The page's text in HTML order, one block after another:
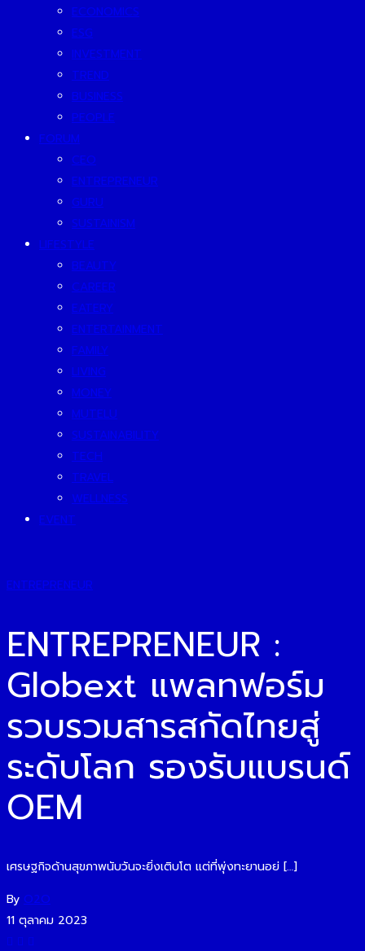
ECONOMICS
ESG
INVESTMENT
TREND
BUSINESS
PEOPLE
FORUM
CEO
ENTREPRENEUR
GURU
SUSTAINISM
LIFESTYLE
BEAUTY
CAREER
EATERY
ENTERTAINMENT
FAMILY
LIVING
MONEY
MUTELU
SUSTAINABILITY
TECH
TRAVEL
WELLNESS
EVENT
ENTREPRENEUR
ENTREPRENEUR :
Globext แพลทฟอร์ม
รวบรวมสารสกัดไทยสู่
ระดับโลก รองรับแบรนด์
OEM
เศรษฐกิจด้านสุขภาพนับวันจะยิ่งเติบโต แต่ที่พุ่งทะยานอย่ […]
By O2O
11 ตุลาคม 2023